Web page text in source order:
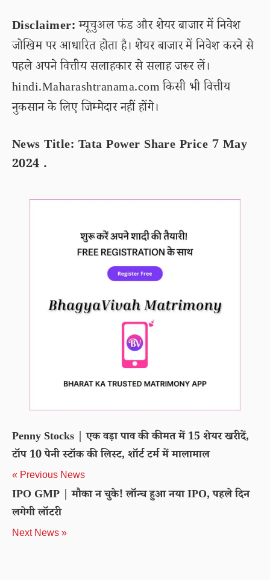
Disclaimer:म्यूचुअल फंड और शेयर बाजार में निवेश
जोखिम पर आधारित होता है। शेयर बाजार में निवेश करने से
पहले अपने वित्तीय सलाहकार से सलाह जरूर लें।
hindi.Maharashtranama.com किसी भी वित्तीय
नुकसान के लिए जिम्मेदार नहीं होंगे।
News Title: Tata Power Share Price 7 May
2024 .
Penny Stocks | एक वड़ा पाव की कीमत में 15 शेयर खरीदें,
टॉप 10 पेनी स्टॉक की लिस्ट, शॉर्ट टर्म में मालामाल
« Previous News
IPO GMP | मौका न चुके! लॉन्च हुआ नया IPO, पहले दिन
लगेगी लॉटरी
Next News »